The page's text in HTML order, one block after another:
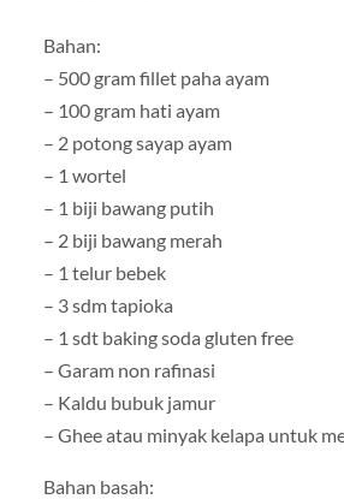
Bahan:
– 500 gram fillet paha ayam
– 100 gram hati ayam
– 2 potong sayap ayam
– 1 wortel
– 1 biji bawang putih
– 2 biji bawang merah
– 1 telur bebek
– 3 sdm tapioka
– 1 sdt baking soda gluten free
– Garam non rafinasi
– Kaldu bubuk jamur
– Ghee atau minyak kelapa untuk
Bahan basah: